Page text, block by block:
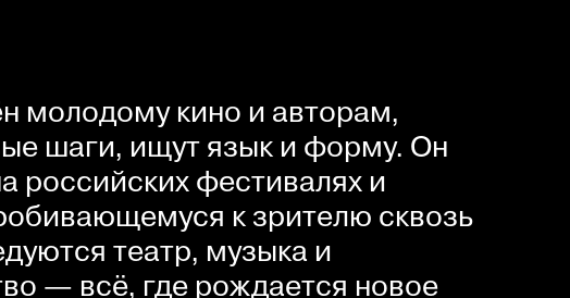
молодому кино и авторам,
шаги, ищут язык и форму. Он
российских фестивалях и
к зрителю сквозь
театр, музыка и
— всё, где рождается новое